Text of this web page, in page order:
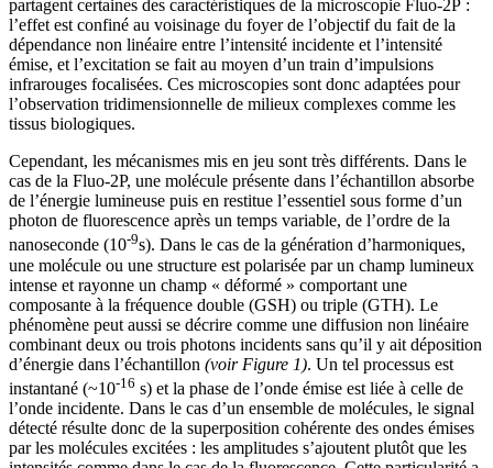
partagent certaines des caractéristiques de la microscopie Fluo-2P :
l’effet est confiné au voisinage du foyer de l’objectif du fait de la
dépendance non linéaire entre l’intensité incidente et l’intensité
émise, et l’excitation se fait au moyen d’un train d’impulsions
infrarouges focalisées. Ces microscopies sont donc adaptées pour
l’observation tridimensionnelle de milieux complexes comme les
tissus biologiques.
Cependant, les mécanismes mis en jeu sont très différents. Dans le
cas de la Fluo-2P, une molécule présente dans l’échantillon absorbe
de l’énergie lumineuse puis en restitue l’essentiel sous forme d’un
photon de fluorescence après un temps variable, de l’ordre de la
nanoseconde (10-9s). Dans le cas de la génération d’harmoniques,
une molécule ou une structure est polarisée par un champ lumineux
intense et rayonne un champ « déformé » comportant une
composante à la fréquence double (GSH) ou triple (GTH). Le
phénomène peut aussi se décrire comme une diffusion non linéaire
combinant deux ou trois photons incidents sans qu’il y ait déposition
d’énergie dans l’échantillon (voir Figure 1). Un tel processus est
instantané (~10-16 s) et la phase de l’onde émise est liée à celle de
l’onde incidente. Dans le cas d’un ensemble de molécules, le signal
détecté résulte donc de la superposition cohérente des ondes émises
par les molécules excitées : les amplitudes s’ajoutent plutôt que les